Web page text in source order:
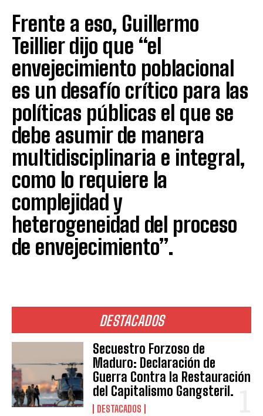
DESTACADOS
Secuestro Forzoso de
Maduro: Declaración de
Guerra Contra la Restauración
del Capitalismo Gangsteril.
DESTACADOS
Frente a eso, Guillermo
Teillier dijo que “el
envejecimiento poblacional
es un desafío crítico para las
políticas públicas el que se
debe asumir de manera
multidisciplinaria e integral,
como lo requiere la
complejidad y
heterogeneidad del proceso
de envejecimiento”.